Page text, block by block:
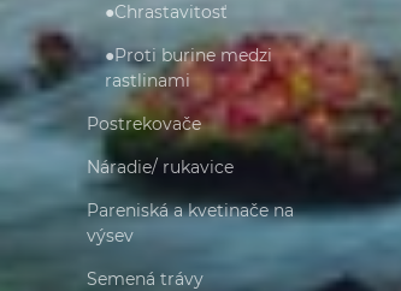
●Chrastavitosť
●Proti burine medzi
rastlinami
Postrekovače
Náradie/ rukavice
Pareniská a kvetinače na
výsev
Semená trávy